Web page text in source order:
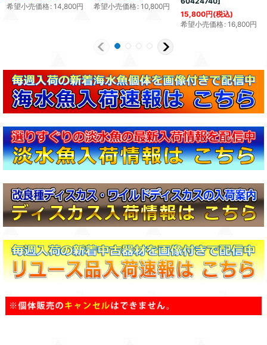
希望小売価格: 14,800円
希望小売価格: 10,800円
15,800円(税込)
希望小売価格: 16,800円